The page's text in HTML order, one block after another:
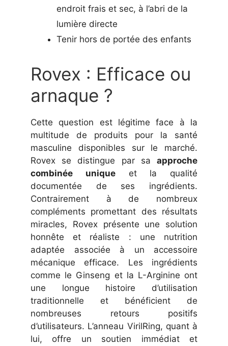
endroit frais et sec, à l’abri de la
lumière directe
Tenir hors de portée des enfants
Rovex : Efficace ou
arnaque ?
Cette question est légitime face à la
multitude de produits pour la santé
masculine disponibles sur le marché.
Rovex se distingue par sa approche
combinée uniqueet la qualité
documentée de ses ingrédients.
Contrairement à de nombreux
compléments promettant des résultats
miracles, Rovex présente une solution
honnête et réaliste : une nutrition
adaptée associée à un accessoire
mécanique efficace. Les ingrédients
comme le Ginseng et la L-Arginine ont
une longue histoire d’utilisation
traditionnelle et bénéficient de
nombreuses retours positifs
d’utilisateurs. L’anneau VirilRing, quant à
lui, offre un soutien immédiat et